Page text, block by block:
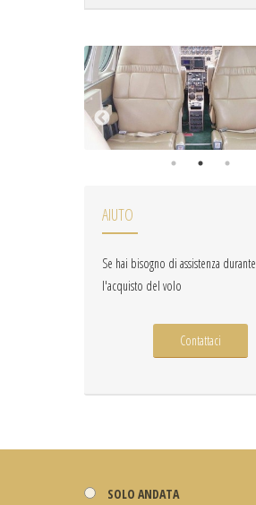
AIUTO
Se hai bisogno di assistenza durante
l'acquisto del volo
Contattaci
SOLO ANDATA